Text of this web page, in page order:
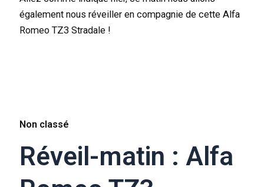
également nous réveiller en compagnie de cette Alfa
Romeo TZ3 Stradale !
Non classé
Réveil-matin : Alfa